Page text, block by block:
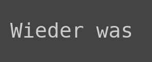
Wieder was